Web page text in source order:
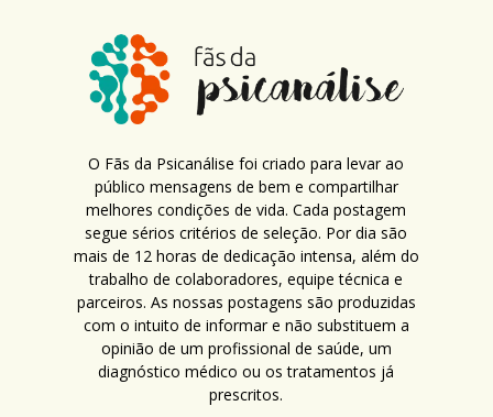
O Fãs da Psicanálise foi criado para levar ao
público mensagens de bem e compartilhar
melhores condições de vida. Cada postagem
segue sérios critérios de seleção. Por dia são
mais de 12 horas de dedicação intensa, além do
trabalho de colaboradores, equipe técnica e
parceiros. As nossas postagens são produzidas
com o intuito de informar e não substituem a
opinião de um profissional de saúde, um
diagnóstico médico ou os tratamentos já
prescritos.